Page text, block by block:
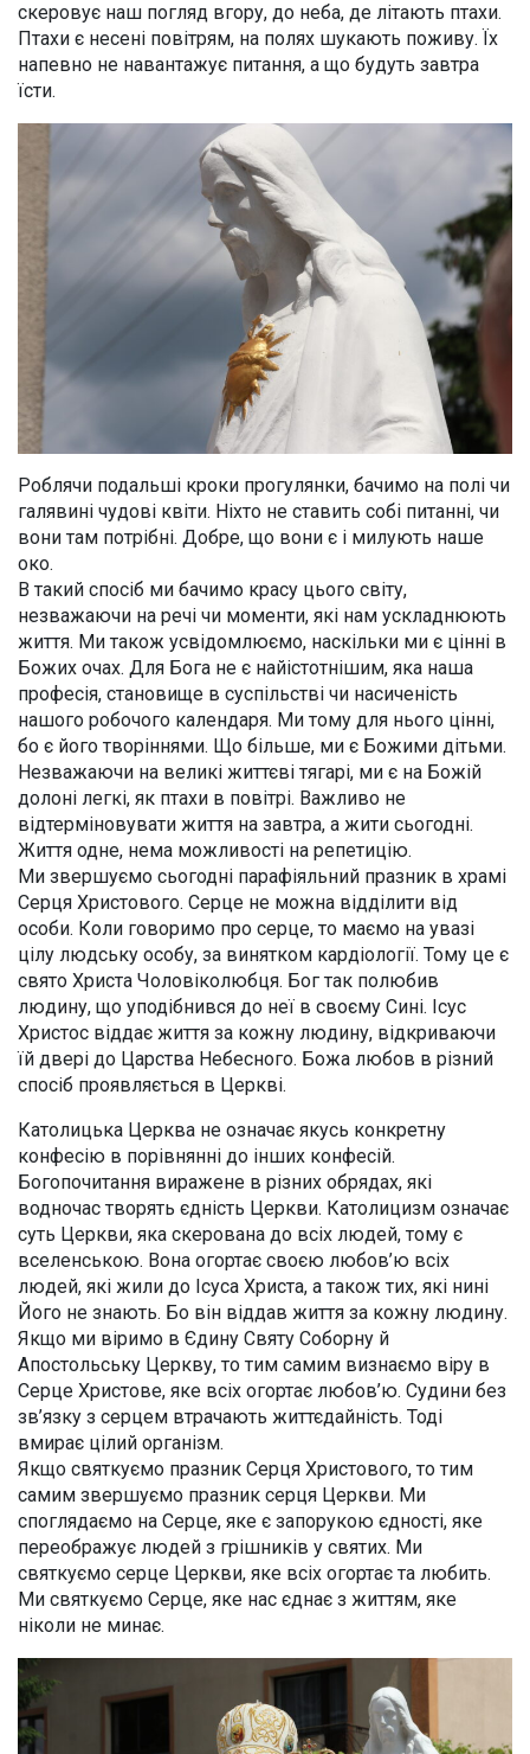
скеровує наш погляд вгору, до неба, де літають птахи.
Птахи є несені повітрям, на полях шукають поживу. Їх
напевно не навантажує питання, а що будуть завтра
їсти.
Роблячи подальші кроки прогулянки, бачимо на полі чи
галявині чудові квіти. Ніхто не ставить собі питанні, чи
вони там потрібні. Добре, що вони є і милують наше
око.
В такий спосіб ми бачимо красу цього світу,
незважаючи на речі чи моменти, які нам ускладнюють
життя. Ми також усвідомлюємо, наскільки ми є цінні в
Божих очах. Для Бога не є найістотнішим, яка наша
професія, становище в суспільстві чи насиченість
нашого робочого календаря. Ми тому для нього цінні,
бо є його творіннями. Що більше, ми є Божими дітьми.
Незважаючи на великі життєві тягарі, ми є на Божій
долоні легкі, як птахи в повітрі. Важливо не
відтерміновувати життя на завтра, а жити сьогодні.
Життя одне, нема можливості на репетицію.
Ми звершуємо сьогодні парафіяльний празник в храмі
Серця Христового. Серце не можна відділити від
особи. Коли говоримо про серце, то маємо на увазі
цілу людську особу, за винятком кардіології. Тому це є
свято Христа Чоловіколюбця. Бог так полюбив
людину, що уподібнився до неї в своєму Сині. Ісус
Христос віддає життя за кожну людину, відкриваючи
їй двері до Царства Небесного. Божа любов в різний
спосіб проявляється в Церкві.
Католицька Церква не означає якусь конкретну
конфесію в порівнянні до інших конфесій.
Богопочитання виражене в різних обрядах, які
водночас творять єдність Церкви. Католицизм означає
суть Церкви, яка скерована до всіх людей, тому є
вселенською. Вона огортає своєю любов’ю всіх
людей, які жили до Ісуса Христа, а також тих, які нині
Його не знають. Бо він віддав життя за кожну людину.
Якщо ми віримо в Єдину Святу Соборну й
Апостольську Церкву, то тим самим визнаємо віру в
Серце Христове, яке всіх огортає любов’ю. Судини без
зв’язку з серцем втрачають життєдайність. Тоді
вмирає цілий організм.
Якщо святкуємо празник Серця Христового, то тим
самим звершуємо празник серця Церкви. Ми
споглядаємо на Серце, яке є запорукою єдності, яке
переображує людей з грішників у святих. Ми
святкуємо серце Церкви, яке всіх огортає та любить.
Ми святкуємо Серце, яке нас єднає з життям, яке
ніколи не минає.